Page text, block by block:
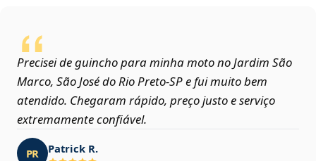
Precisei de guincho para minha moto no Jardim São
Marco, São José do Rio Preto‑SP e fui muito bem
atendido. Chegaram rápido, preço justo e serviço
extremamente confiável.
PR Patrick R.